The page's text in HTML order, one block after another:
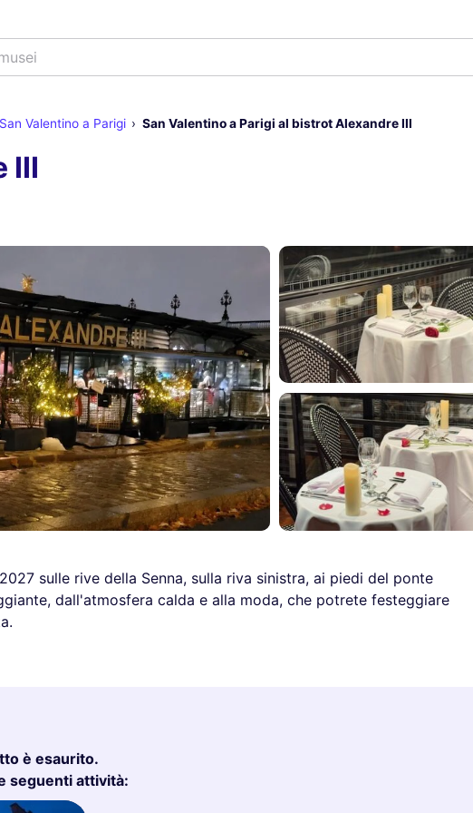
San Valentino a Parigi San Valentino a Parigi al bistrot Alexandre III
III
sulle rive della Senna, sulla riva sinistra, ai piedi del ponte
dall'atmosfera calda e alla moda, che potrete festeggiare
è esaurito.
seguenti attività: